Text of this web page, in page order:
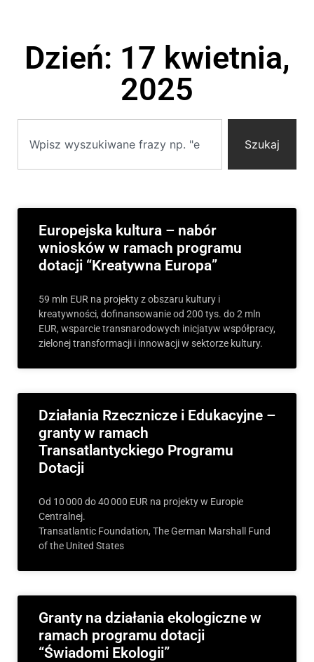
Dzień: 17 kwietnia,
2025
Szukaj
Europejska kultura – nabór
wniosków w ramach programu
dotacji “Kreatywna Europa”
59 mln EUR na projekty z obszaru kultury i
kreatywności, dofinansowanie od 200 tys. do 2 mln
EUR, wsparcie transnarodowych inicjatyw współpracy,
zielonej transformacji i innowacji w sektorze kultury.
Działania Rzecznicze i Edukacyjne –
granty w ramach
Transatlantyckiego Programu
Dotacji
Od 10 000 do 40 000 EUR na projekty w Europie
Centralnej.
Transatlantic Foundation, The German Marshall Fund
of the United States
Granty na działania ekologiczne w
ramach programu dotacji
“Świadomi Ekologii”